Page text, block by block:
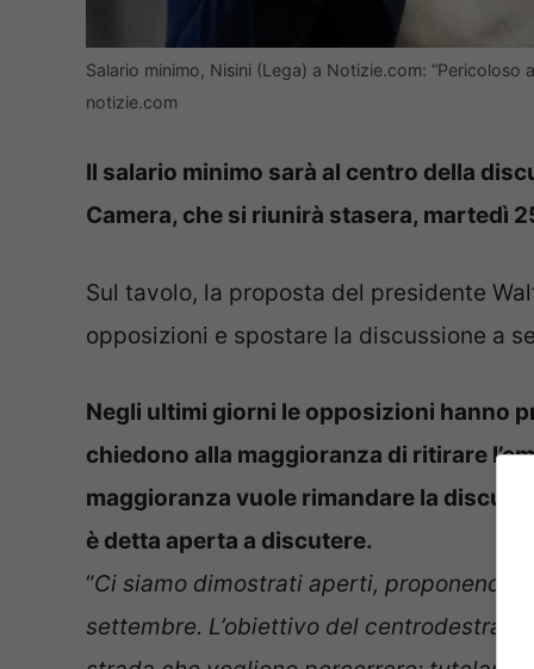
Salario minimo, Nisini (Lega) a Notizie.com:
notizie.com
Il salario minimo sarà al centro della
Camera, che si riunirà stasera, martedì
Sul tavolo, la proposta del presidente
opposizioni e spostare la discussione a
Negli ultimi giorni le opposizioni hanno
chiedono alla maggioranza di ritirare
maggioranza vuole rimandare la
è detta aperta a discutere.
“Ci siamo dimostrati aperti, proponendo
settembre. L’obiettivo del centrodestra